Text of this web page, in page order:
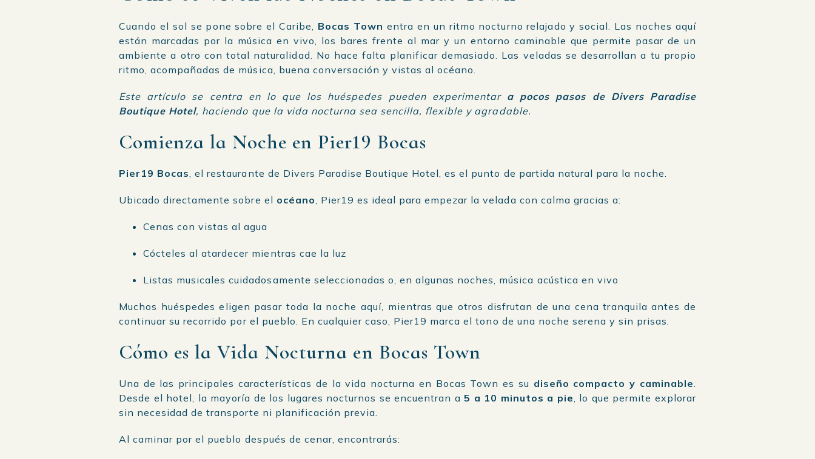
Cuando el sol se pone sobre el Caribe, Bocas Town entra en un ritmo nocturno relajado y social. Las noches aquí
están marcadas por la música en vivo, los bares frente al mar y un entorno caminable que permite pasar de un
ambiente a otro con total naturalidad. No hace falta planificar demasiado. Las veladas se desarrollan a tu propio
ritmo, acompañadas de música, buena conversación y vistas al océano.
Este artículo se centra en lo que los huéspedes pueden experimentar a pocos pasos de Divers Paradise
Boutique Hotel, haciendo que la vida nocturna sea sencilla, flexible y agradable.
Comienza la Noche en Pier19 Bocas
Pier19 Bocas, el restaurante de Divers Paradise Boutique Hotel, es el punto de partida natural para la noche.
Ubicado directamente sobre el océano, Pier19 es ideal para empezar la velada con calma gracias a:
Cenas con vistas al agua
Cócteles al atardecer mientras cae la luz
Listas musicales cuidadosamente seleccionadas o, en algunas noches, música acústica en vivo
Muchos huéspedes eligen pasar toda la noche aquí, mientras que otros disfrutan de una cena tranquila antes de
continuar su recorrido por el pueblo. En cualquier caso, Pier19 marca el tono de una noche serena y sin prisas.
Cómo es la Vida Nocturna en Bocas Town
Una de las principales características de la vida nocturna en Bocas Town es su diseño compacto y caminable.
Desde el hotel, la mayoría de los lugares nocturnos se encuentran a5 a 10 minutos a pie, lo que permite explorar
sin necesidad de transporte ni planificación previa.
Al caminar por el pueblo después de cenar, encontrarás: